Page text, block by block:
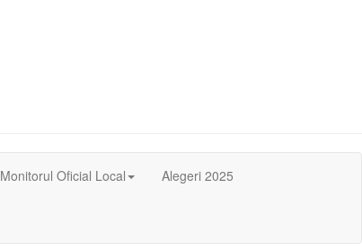
Monitorul Oficial Local Alegeri 2025